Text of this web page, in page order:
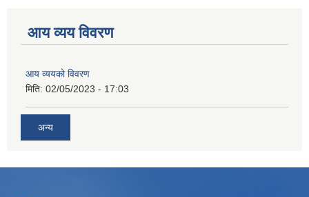
आय व्यय विवरण
आय व्ययको विवरण
मिति: 02/05/2023 - 17:03
अन्य